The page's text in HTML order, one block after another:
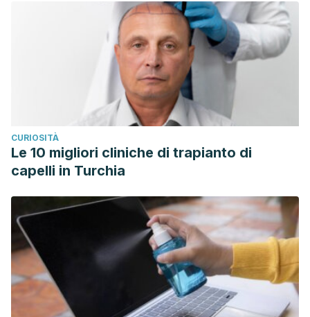
CURIOSITÀ
Le 10 migliori cliniche di trapianto di
capelli in Turchia